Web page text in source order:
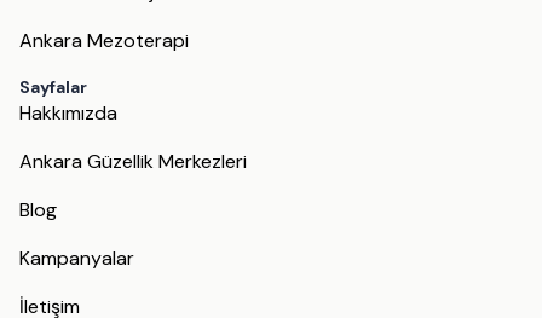
Ankara Mezoterapi
Sayfalar
Hakkımızda
Ankara Güzellik Merkezleri
Blog
Kampanyalar
İletişim